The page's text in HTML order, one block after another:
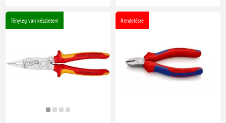
Tényleg van készleten! Rendelésre